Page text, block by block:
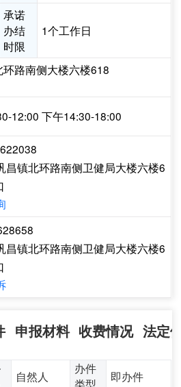
承诺
办结
时限
1个工作日
路南侧大楼六楼618
12:00 下午14:30-18:00
昌镇北环路南侧卫健局大楼六楼6
昌镇北环路南侧卫健局大楼六楼6
申报材料 收费情况 法定
自然人
办件
类型
即办件